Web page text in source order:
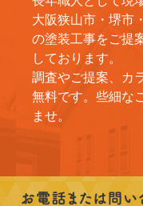
大阪狭山市・堺市
の塗装工事をご提
しております。
調査やご提案、カ
無料です。些細な
ませ。